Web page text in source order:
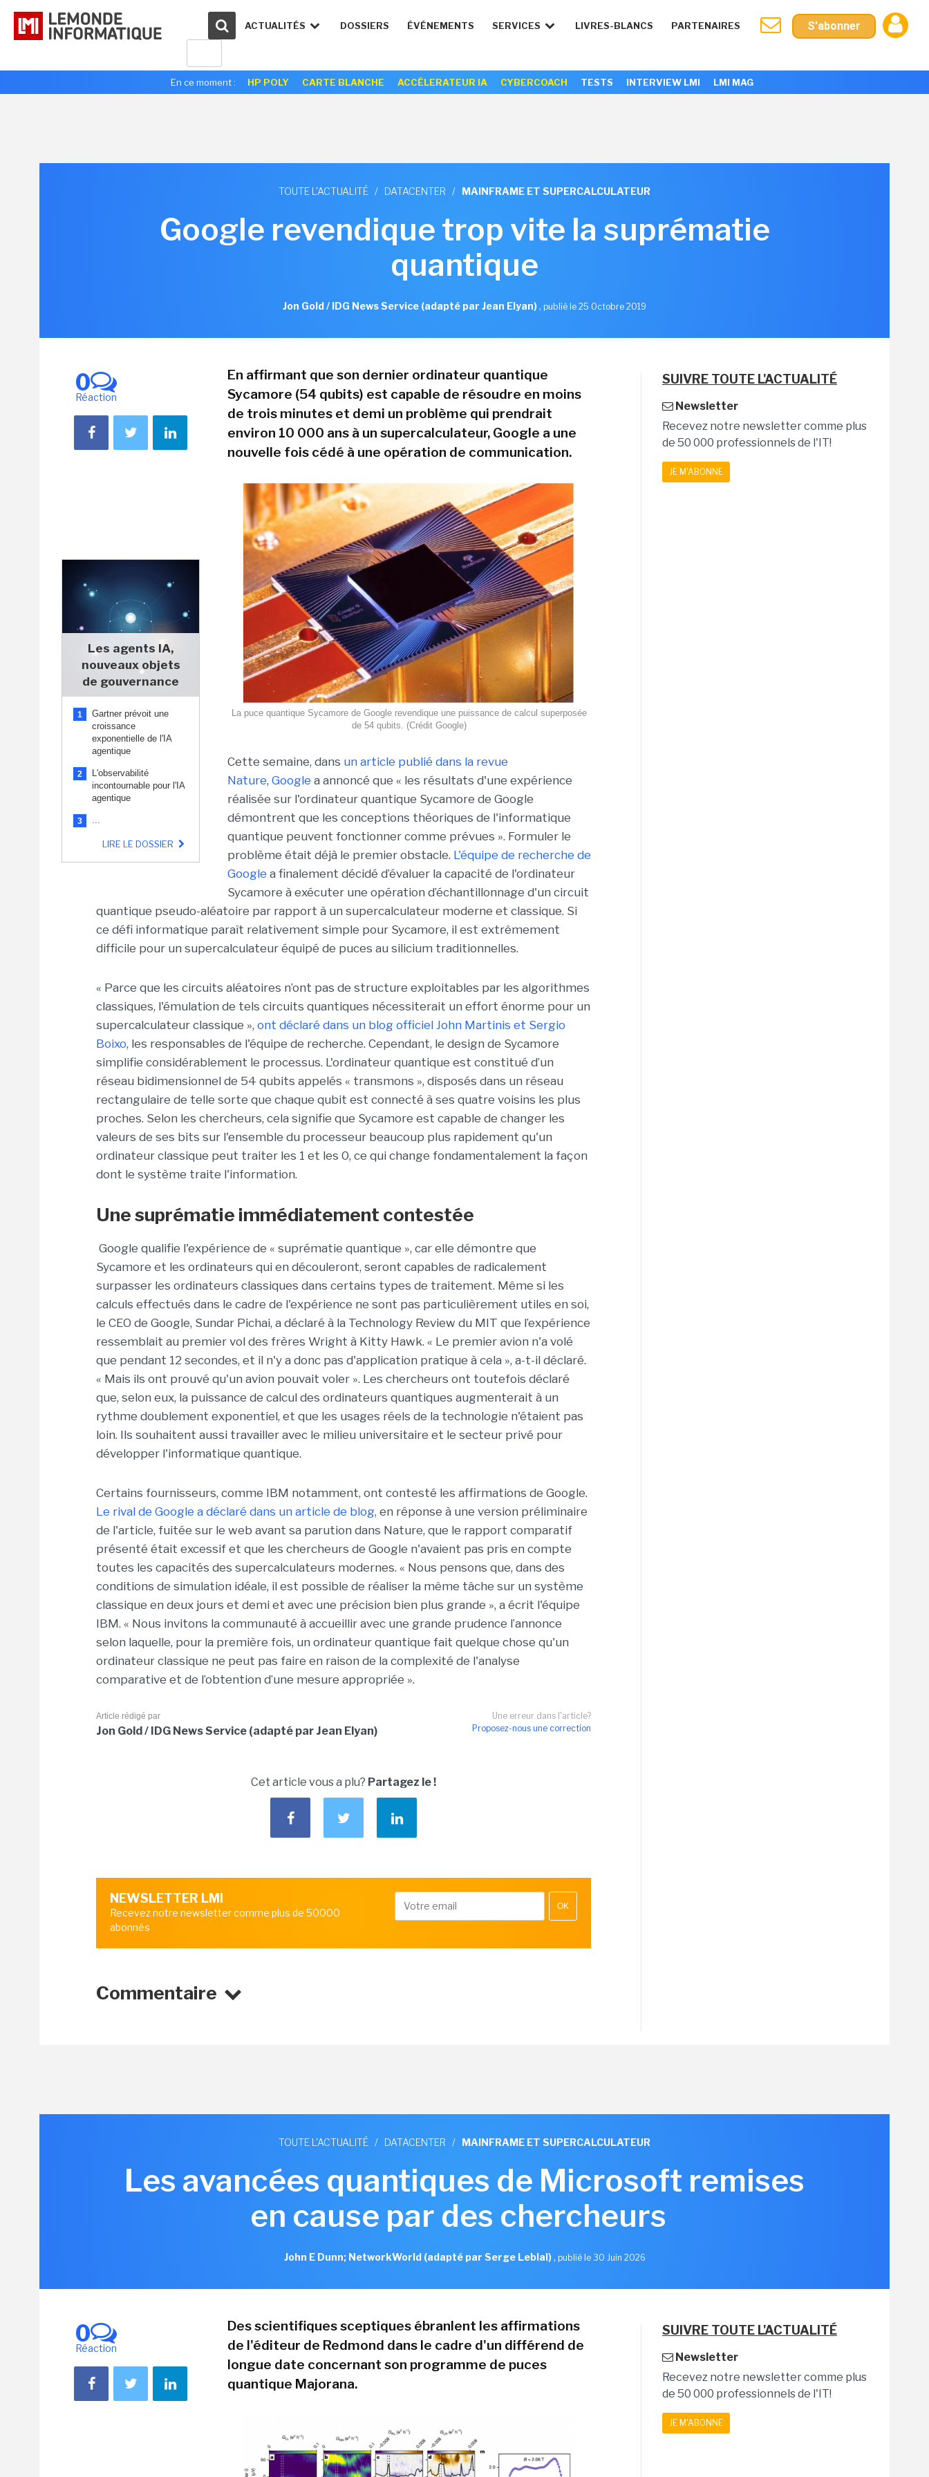
ACTUALITÉS DOSSIERS ÉVÉNEMENTS SERVICES LIVRES-BLANCS PARTENAIRES S'abonner
En ce moment : HP POLY CARTE BLANCHE ACCÉLERATEUR IA CYBERCOACH TESTS INTERVIEW LMI LMI MAG
TOUTE L'ACTUALITÉ / DATACENTER / MAINFRAME ET SUPERCALCULATEUR
Google revendique trop vite la suprématie
quantique
Jon Gold / IDG News Service (adapté par Jean Elyan), publié le 25 Octobre 2019
0
Réaction
Les agents IA,
nouveaux objets
de gouvernance
1
Gartner prévoit une
croissance
exponentielle de l'IA
agentique
2
L'observabilité
incontournable pour l'IA
agentique
3 ...
LIRE LE DOSSIER
En affirmant que son dernier ordinateur quantique
Sycamore (54 qubits) est capable de résoudre en moins
de trois minutes et demi un problème qui prendrait
environ 10 000 ans à un supercalculateur, Google a une
nouvelle fois cédé à une opération de communication.
La puce quantique Sycamore de Google revendique une puissance de calcul superposée
de 54 qubits. (Crédit Google)
Cette semaine, dans un article publié dans la revue
Nature, Google a annoncé que « les résultats d'une expérience
réalisée sur l'ordinateur quantique Sycamore de Google
démontrent que les conceptions théoriques de l'informatique
quantique peuvent fonctionner comme prévues ». Formuler le
problème était déjà le premier obstacle. L'équipe de recherche de
Google a finalement décidé d’évaluer la capacité de l'ordinateur
Sycamore à exécuter une opération d’échantillonnage d'un circuit
quantique pseudo-aléatoire par rapport à un supercalculateur moderne et classique. Si
ce défi informatique paraît relativement simple pour Sycamore, il est extrêmement
difficile pour un supercalculateur équipé de puces au silicium traditionnelles.
« Parce que les circuits aléatoires n’ont pas de structure exploitables par les algorithmes
classiques, l'émulation de tels circuits quantiques nécessiterait un effort énorme pour un
supercalculateur classique », ont déclaré dans un blog officiel John Martinis et Sergio
Boixo, les responsables de l'équipe de recherche. Cependant, le design de Sycamore
simplifie considérablement le processus. L'ordinateur quantique est constitué d’un
réseau bidimensionnel de 54 qubits appelés « transmons », disposés dans un réseau
rectangulaire de telle sorte que chaque qubit est connecté à ses quatre voisins les plus
proches. Selon les chercheurs, cela signifie que Sycamore est capable de changer les
valeurs de ses bits sur l'ensemble du processeur beaucoup plus rapidement qu'un
ordinateur classique peut traiter les 1 et les 0, ce qui change fondamentalement la façon
dont le système traite l'information.
Une suprématie immédiatement contestée
Google qualifie l'expérience de « suprématie quantique », car elle démontre que
Sycamore et les ordinateurs qui en découleront, seront capables de radicalement
surpasser les ordinateurs classiques dans certains types de traitement. Même si les
calculs effectués dans le cadre de l'expérience ne sont pas particulièrement utiles en soi,
le CEO de Google, Sundar Pichai, a déclaré à la Technology Review du MIT que l’expérience
ressemblait au premier vol des frères Wright à Kitty Hawk. « Le premier avion n'a volé
que pendant 12 secondes, et il n'y a donc pas d'application pratique à cela », a-t-il déclaré.
« Mais ils ont prouvé qu'un avion pouvait voler ». Les chercheurs ont toutefois déclaré
que, selon eux, la puissance de calcul des ordinateurs quantiques augmenterait à un
rythme doublement exponentiel, et que les usages réels de la technologie n'étaient pas
loin. Ils souhaitent aussi travailler avec le milieu universitaire et le secteur privé pour
développer l'informatique quantique.
Certains fournisseurs, comme IBM notamment, ont contesté les affirmations de Google.
Le rival de Google a déclaré dans un article de blog, en réponse à une version préliminaire
de l'article, fuitée sur le web avant sa parution dans Nature, que le rapport comparatif
présenté était excessif et que les chercheurs de Google n'avaient pas pris en compte
toutes les capacités des supercalculateurs modernes. « Nous pensons que, dans des
conditions de simulation idéale, il est possible de réaliser la même tâche sur un système
classique en deux jours et demi et avec une précision bien plus grande », a écrit l'équipe
IBM. « Nous invitons la communauté à accueillir avec une grande prudence l’annonce
selon laquelle, pour la première fois, un ordinateur quantique fait quelque chose qu'un
ordinateur classique ne peut pas faire en raison de la complexité de l'analyse
comparative et de l’obtention d’une mesure appropriée ».
Une erreur dans l'article?
Proposez-nous une correction
Article rédigé par
Jon Gold / IDG News Service (adapté par Jean Elyan)
Cet article vous a plu? Partagez le !
NEWSLETTER LMI
Recevez notre newsletter comme plus de 50000
abonnés
OK
Commentaire
SUIVRE TOUTE L'ACTUALITÉ
Newsletter
Recevez notre newsletter comme plus
de 50 000 professionnels de l'IT!
JE M'ABONNE
TOUTE L'ACTUALITÉ / DATACENTER / MAINFRAME ET SUPERCALCULATEUR
Les avancées quantiques de Microsoft remises
en cause par des chercheurs
John E Dunn; NetworkWorld (adapté par Serge Leblal), publié le 30 Juin 2026
0
Réaction
Des scientifiques sceptiques ébranlent les affirmations
de l'éditeur de Redmond dans le cadre d'un différend de
longue date concernant son programme de puces
quantique Majorana.
SUIVRE TOUTE L'ACTUALITÉ
Newsletter
Recevez notre newsletter comme plus
de 50 000 professionnels de l'IT!
JE M'ABONNE